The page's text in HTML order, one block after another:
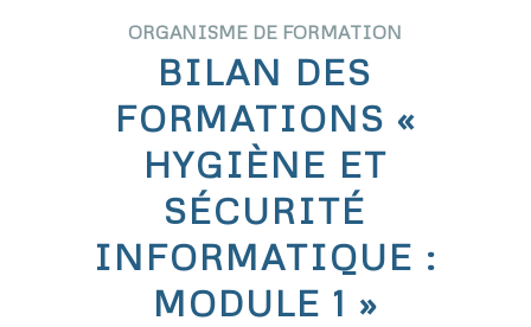
ORGANISME DE FORMATION
BILAN DES
FORMATIONS «
HYGIÈNE ET
SÉCURITÉ
INFORMATIQUE :
MODULE 1 »